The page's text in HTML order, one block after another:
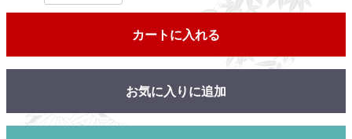
カートに入れる
お気に入りに追加